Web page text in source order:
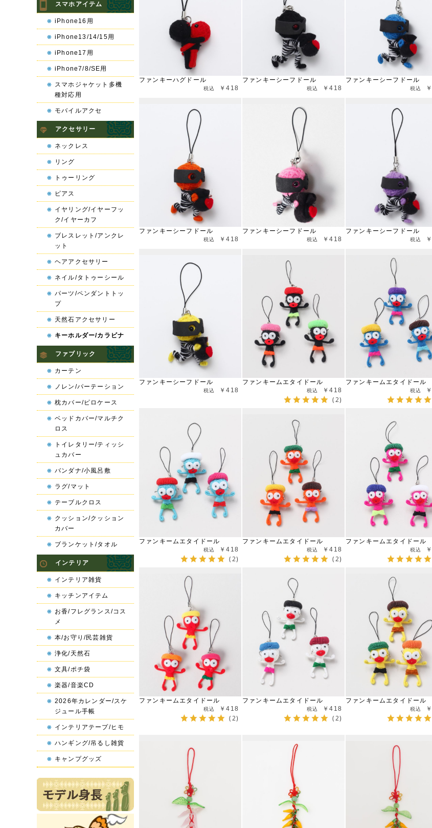
ファンキーハグドール
￥418
ファンキーシーフドール
￥418
ファンキーシーフドール
ファンキーシーフドール
￥418
ファンキーシーフドール
￥418
ファンキーシーフドール
ファンキーシーフドール
￥418
ファンキームエタイドール
￥418
(2)
ファンキームエタイドール
ファンキームエタイドール
￥418
(2)
ファンキームエタイドール
￥418
(2)
ファンキームエタイドール
ファンキームエタイドール
￥418
(2)
ファンキームエタイドール
￥418
(2)
ファンキームエタイドール
スマホアイテム
iPhone16用
iPhone13/14/15用
iPhone17用
iPhone7/8/SE用
スマホジャケット多機
種対応用
モバイルアクセ
アクセサリー
ネックレス
リング
トゥーリング
ピアス
イヤリング/イヤーフッ
ク/イヤーカフ
ブレスレット/アンクレ
ット
ヘアアクセサリー
ネイル/タトゥーシール
パーツ/ペンダントトッ
プ
天然石アクセサリー
キーホルダー/カラビナ
ファブリック
カーテン
ノレン/パーテーション
枕カバー/ピロケース
ベッドカバー/マルチク
ロス
トイレタリー/ティッシ
ュカバー
バンダナ/小風呂敷
ラグ/マット
テーブルクロス
クッション/クッション
カバー
ブランケット/タオル
インテリア
インテリア雑貨
キッチンアイテム
お香/フレグランス/コス
メ
本/お守り/民芸雑貨
浄化/天然石
文具/ポチ袋
楽器/音楽CD
2026年カレンダー/スケ
ジュール手帳
インテリアテープ/ヒモ
ハンギング/吊るし雑貨
キャンプグッズ